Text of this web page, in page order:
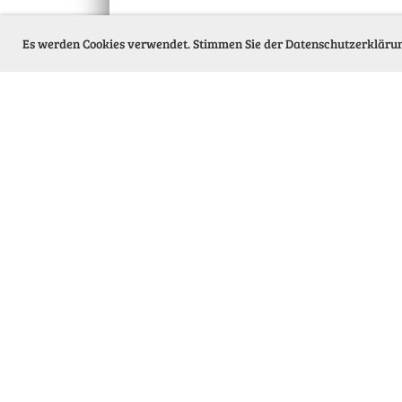
Es werden Cookies verwendet. Stimmen Sie der